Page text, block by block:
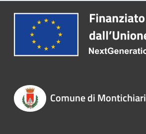
Comune di Montichiari